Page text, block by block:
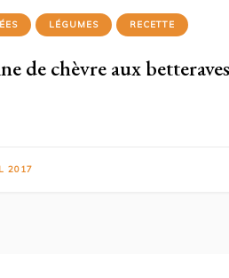
LÉGUMES RECETTE
de chèvre aux betteraves
2017